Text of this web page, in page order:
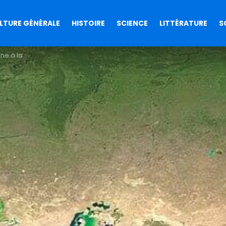
GÉNÉRALE HISTOIRE SCIENCE LITTÉRATURE